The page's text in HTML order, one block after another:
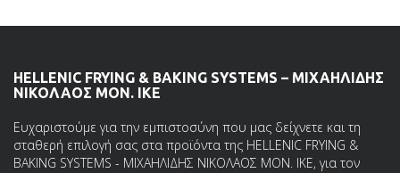
HELLENIC FRYING & BAKING SYSTEMS – ΜΙΧΑΗΛΙΔΗΣ
ΝΙΚΟΛΑΟΣ ΜΟΝ. ΙΚΕ
Ευχαριστούμε για την εμπιστοσύνη που μας δείχνετε και τη
σταθερή επιλογή σας στα προϊόντα της HELLENIC FRYING &
BAKING SYSTEMS - ΜΙΧΑΗΛΙΔΗΣ ΝΙΚΟΛΑΟΣ ΜΟΝ. ΙΚΕ, για τον